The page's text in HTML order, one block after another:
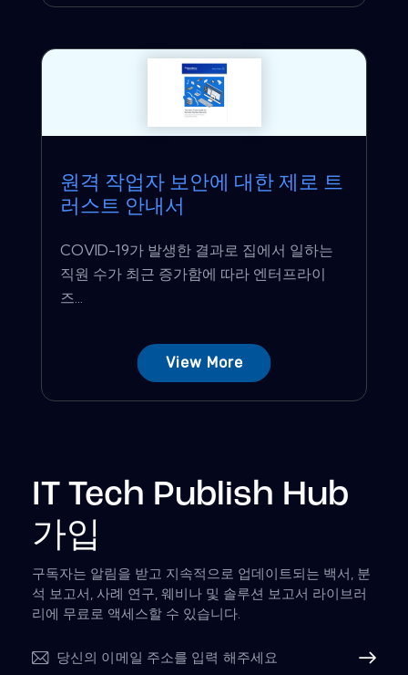
원격 작업자 보안에 대한 제로 트
러스트 안내서
COVID-19가 발생한 결과로 집에서 일하는
직원 수가 최근 증가함에 따라 엔터프라이
즈...
View More
IT Tech Publish Hub
가입
구독자는 알림을 받고 지속적으로 업데이트되는 백서, 분
석 보고서, 사례 연구, 웨비나 및 솔루션 보고서 라이브러
리에 무료로 액세스할 수 있습니다.
Subscribe